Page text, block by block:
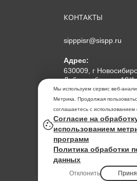
Мы используем сервис веб-
Метрика. Продолжая
соглашаетесь с использованием
Согласие на
использованием
программ
Политика обработки
данных
Отклонить
КОНТАКТЫ
sipppisr@sispp.ru
Адрес:
630009, г
Добролюбова, д 18/
АНО ДПО "МИПКП"
ИНН5405963859
ОГРН 1155476104354
Политика обработки
персональных данных